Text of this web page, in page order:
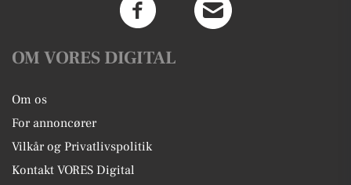
OM VORES DIGITAL
Om os
For annoncører
Vilkår og Privatlivspolitik
Kontakt VORES Digital